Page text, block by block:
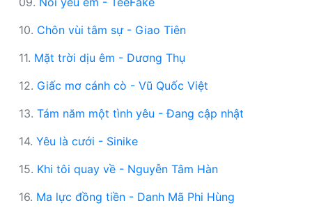
10. Chôn vùi tâm sự - Giao Tiên
11. Mặt trời dịu êm - Dương Thụ
12. Giấc mơ cánh cò - Vũ Quốc Việt
13. Tám năm một tình yêu - Đang cập nhật
14. Yêu là cưới - Sinike
15. Khi tôi quay về - Nguyễn Tâm Hàn
16. Ma lực đồng tiền - Danh Mã Phi Hùng